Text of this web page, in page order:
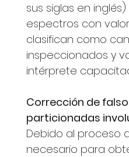
sus siglas en inglés)
espectros con
clasifican como
inspeccionados y
intérprete
Corrección de
particionadas
Debido al proceso
necesario para